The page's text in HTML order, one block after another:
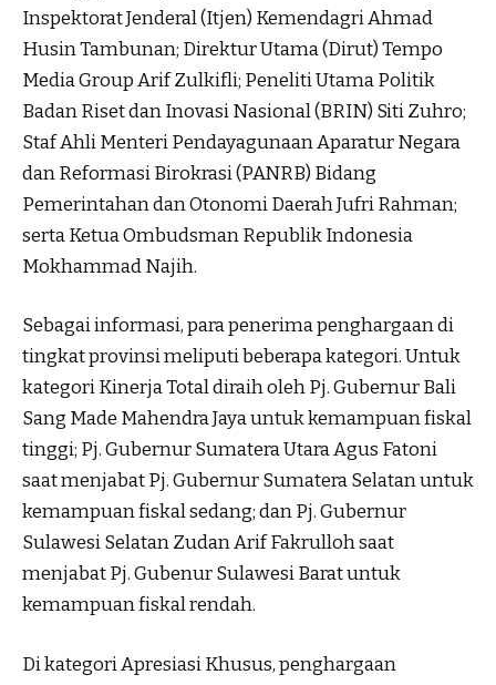
Inspektorat Jenderal (Itjen) Kemendagri Ahmad
Husin Tambunan; Direktur Utama (Dirut) Tempo
Media Group Arif Zulkifli; Peneliti Utama Politik
Badan Riset dan Inovasi Nasional (BRIN) Siti Zuhro;
Staf Ahli Menteri Pendayagunaan Aparatur Negara
dan Reformasi Birokrasi (PANRB) Bidang
Pemerintahan dan Otonomi Daerah Jufri Rahman;
serta Ketua Ombudsman Republik Indonesia
Mokhammad Najih.
Sebagai informasi, para penerima penghargaan di
tingkat provinsi meliputi beberapa kategori. Untuk
kategori Kinerja Total diraih oleh Pj. Gubernur Bali
Sang Made Mahendra Jaya untuk kemampuan fiskal
tinggi; Pj. Gubernur Sumatera Utara Agus Fatoni
saat menjabat Pj. Gubernur Sumatera Selatan untuk
kemampuan fiskal sedang; dan Pj. Gubernur
Sulawesi Selatan Zudan Arif Fakrulloh saat
menjabat Pj. Gubenur Sulawesi Barat untuk
kemampuan fiskal rendah.
Di kategori Apresiasi Khusus, penghargaan